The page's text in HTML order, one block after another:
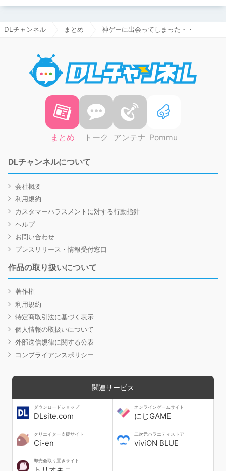
DLチャンネル まとめ 神ゲーに出会ってしまった・・
まとめ トーク アンテナ Pommu
DLチャンネルについて
会社概要
利用規約
カスタマーハラスメントに対する行動指針
ヘルプ
お問い合わせ
プレスリリース・情報受付窓口
作品の取り扱いについて
著作権
利用規約
特定商取引法に基づく表示
個人情報の取扱いについて
外部送信規律に関する公表
コンプライアンスポリシー
関連サービス
ダウンロードショップ
DLsite.com
オンラインゲームサイト
にじGAME
クリエイター支援サイト
Ci-en
二次元バラエティストア
viviON BLUE
即売会取り置きサイト